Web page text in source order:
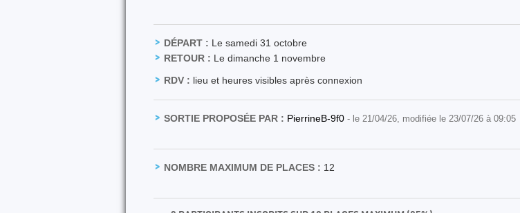
DÉPART : Le samedi 31 octobre
RETOUR : Le dimanche 1 novembre
RDV : lieu et heures visibles après connexion
SORTIE PROPOSÉE PAR : PierrineB-9f0 - le 21/04/26, modifiée le 23/07/26 à 09:05
NOMBRE MAXIMUM DE PLACES : 12